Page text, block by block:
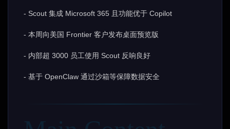
- Scout 集成 Microsoft 365 且功能优于 Copilot
- 本周向美国 Frontier 客户发布桌面预览版
- 内部超 3000 员工使用 Scout 反响良好
- 基于 OpenClaw 通过沙箱等保障数据安全